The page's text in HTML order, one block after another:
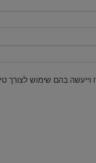
וייעשה בהם שימוש לצורך